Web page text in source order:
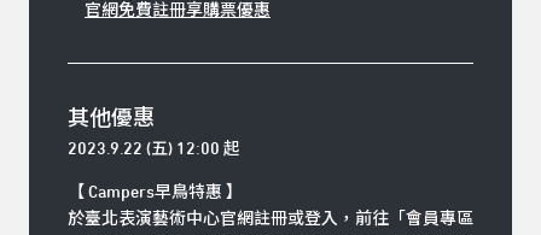
官網免費註冊享購票優惠
其他優惠
2023.9.22 (五) 12:00 起
【 Campers早鳥特惠 】
於臺北表演藝術中心官網註冊或登入，前往「會員專區